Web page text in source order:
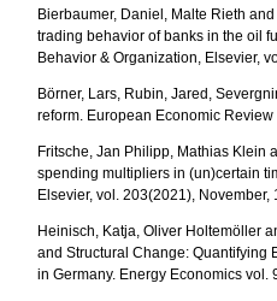
Bierbaumer, Daniel, Malte Rieth
trading behavior of banks in the oil
Behavior & Organization, Elsevier,
Börner, Lars, Rubin, Jared,
reform. European Economic
Fritsche, Jan Philipp, Mathias Klein
spending multipliers in (un)certain
Elsevier, vol. 203(2021), November,
Heinisch, Katja, Oliver Holtemöller
and Structural Change: Quantifying
in Germany. Energy Economics vol.